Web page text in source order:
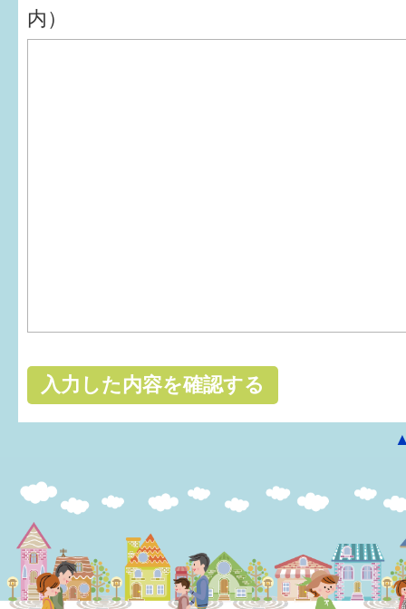
内）
メールマガジン
パパもママも子育て
すまいるサポート行事案内